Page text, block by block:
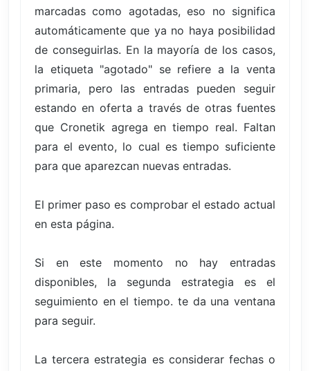
marcadas como agotadas, eso no significa
automáticamente que ya no haya posibilidad
de conseguirlas. En la mayoría de los casos,
la etiqueta "agotado" se refiere a la venta
primaria, pero las entradas pueden seguir
estando en oferta a través de otras fuentes
que Cronetik agrega en tiempo real. Faltan
para el evento, lo cual es tiempo suficiente
para que aparezcan nuevas entradas.
El primer paso es comprobar el estado actual
en esta página.
Si en este momento no hay entradas
disponibles, la segunda estrategia es el
seguimiento en el tiempo. te da una ventana
para seguir.
La tercera estrategia es considerar fechas o